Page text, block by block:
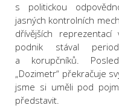
s politickou
jasných kontrolních
dřívějších
podnik stával
a korupčníků.
„Dozimetr“ překračuje
jsme si uměli pod
představit.